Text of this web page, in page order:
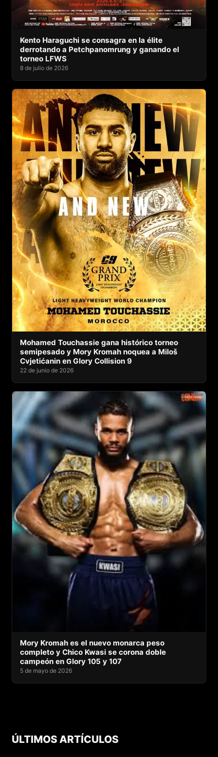
Kento Haraguchi se consagra en la élite
derrotando a Petchpanomrung y ganando el
torneo LFWS
8 de julio de 2026
Mohamed Touchassie gana histórico torneo
semipesado y Mory Kromah noquea a Miloš
Cvjetićanin en Glory Collision 9
22 de junio de 2026
Mory Kromah es el nuevo monarca peso
completo y Chico Kwasi se corona doble
campeón en Glory 105 y 107
5 de mayo de 2026
ÚLTIMOS ARTÍCULOS